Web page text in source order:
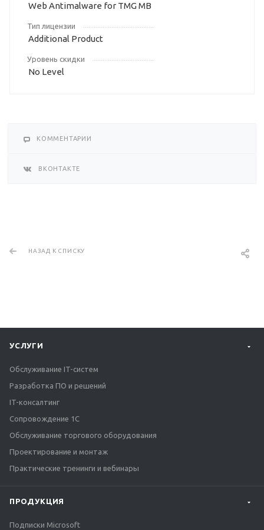
Web Antimalware for TMG MB
Тип лицензии
Additional Product
Уровень скидки
No Level
КОММЕНТАРИИ
ВКОНТАКТЕ
НАЗАД К СПИСКУ
УСЛУГИ
Обслуживание IT-систем
Разработка ПО и решений
IT-консалтинг
Сопровождение 1С
Обслуживание торгового оборудования
Проектирование и монтаж
Практические тренинги и вебинары
ПРОДУКЦИЯ
Подписки Microsoft